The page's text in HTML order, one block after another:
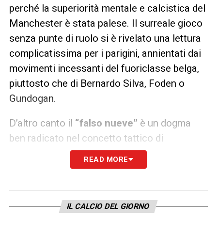
perché la superiorità mentale e calcistica del
Manchester è stata palese. Il surreale gioco
senza punte di ruolo si è rivelato una lettura
complicatissima per i parigini, annientati dai
movimenti incessanti del fuoriclasse belga,
piuttosto che di Bernardo Silva, Foden o
Gundogan.
D’altro canto il “falso nueve” è un dogma
ben radicato nel concetto tattico di
Guardiola, che l’ha reso celebre negli anni
d’oro del Tiki Taka blaugrana. Lì però c’era un
splendore, ora invece il City è la
sublimazione dell’idea. Con lo spazio che
READ MORE
IL CALCIO DEL GIORNO